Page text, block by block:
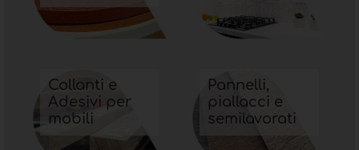
Collanti e
Adesivi per
mobili
Pannelli,
piallacci e
semilavorati